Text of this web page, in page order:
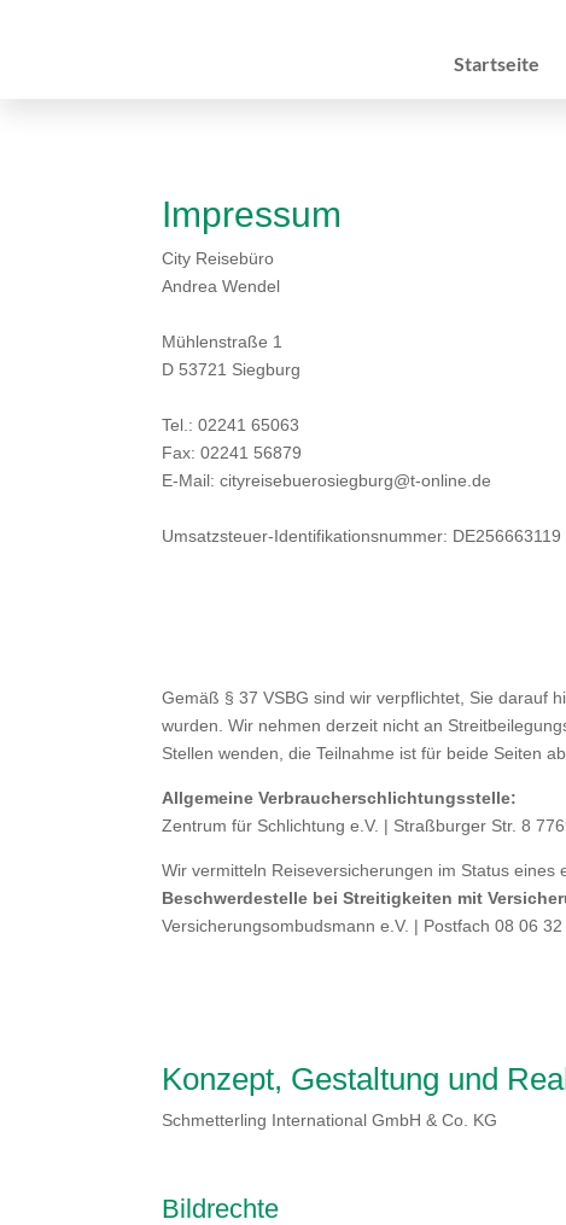
Startseite
Impressum
City Reisebüro
Andrea Wendel
Mühlenstraße 1
D 53721 Siegburg
Tel.: 02241 65063
Fax: 02241 56879
E-Mail: cityreisebuerosiegburg@t-online.de
Umsatzsteuer-Identifikationsnummer: DE256663119
Gemäß § 37 VSBG sind wir verpflichtet, Sie darauf
wurden. Wir nehmen derzeit nicht an
Stellen wenden, die Teilnahme ist für beide Seiten
Allgemeine Verbraucherschlichtungsstelle:
Zentrum für Schlichtung e.V. | Straßburger Str. 8
Wir vermitteln Reiseversicherungen im Status eines
Beschwerdestelle bei Streitigkeiten mit
Versicherungsombudsmann e.V. | Postfach 08 06
Konzept, Gestaltung und
Schmetterling International GmbH & Co. KG
Bildrechte